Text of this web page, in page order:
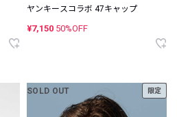
ヤンキースコラボ 47キャップ
¥7,150 50%OFF
SOLD OUT 限定